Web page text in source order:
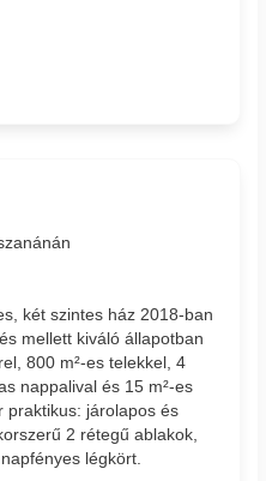
két szintes ház 2018-ban
mellett kiváló állapotban
800 m²-es telekkel, 4
nappalival és 15 m²-es
praktikus: járolapos és
2 rétegű ablakok,
légkört.